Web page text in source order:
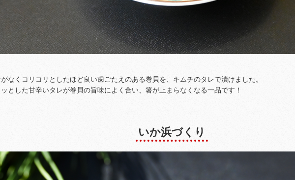
なくコリコリとしたほど良い歯ごたえのある巻貝を、キムチのタレで漬けました。
とした甘辛いタレが巻貝の旨味によく合い、箸が止まらなくなる一品です！
いか浜づくり